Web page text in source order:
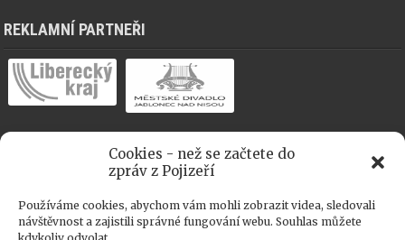
Cookies - než se začtete do
zpráv z Pojizeří
Používáme cookies, abychom vám mohli zobrazit videa, sledovali
návštěvnost a zajistili správné fungování webu. Souhlas můžete
REKLAMNÍ PARTNEŘI
MEDIÁLNÍ SPOLUPRÁCE